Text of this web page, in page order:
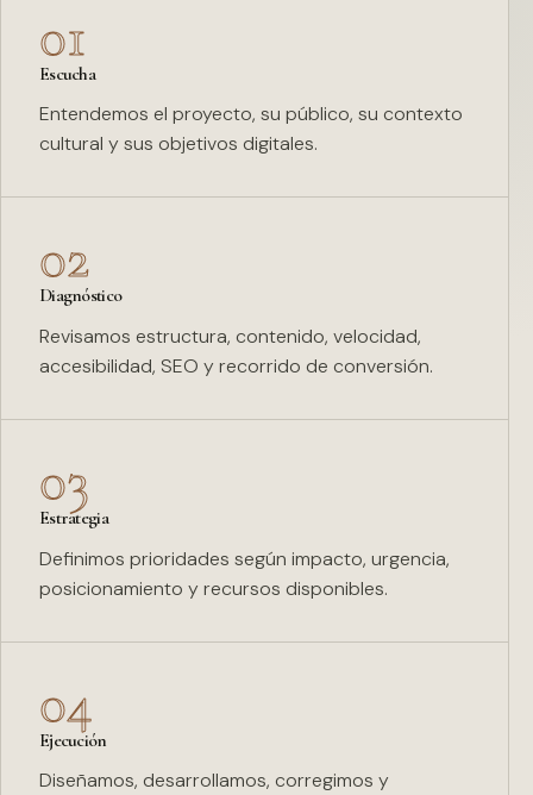
01
Escucha
Entendemos el proyecto, su público, su contexto
cultural y sus objetivos digitales.
02
Diagnóstico
Revisamos estructura, contenido, velocidad,
accesibilidad, SEO y recorrido de conversión.
03
Estrategia
Definimos prioridades según impacto, urgencia,
posicionamiento y recursos disponibles.
04
Ejecución
Diseñamos, desarrollamos, corregimos y